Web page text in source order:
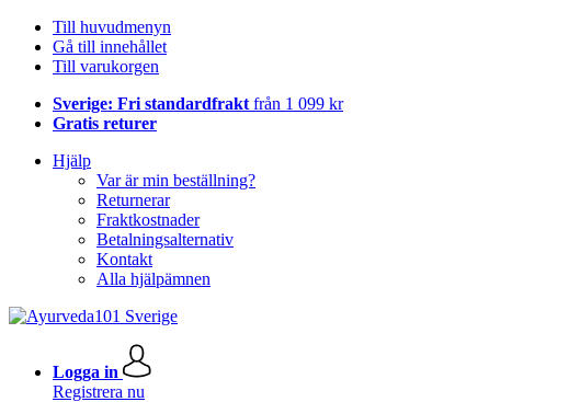
Till huvudmenyn
Gå till innehållet
Till varukorgen
Sverige: Fri standardfrakt från 1 099 kr
Gratis returer
Hjälp
Var är min beställning?
Returnerar
Fraktkostnader
Betalningsalternativ
Kontakt
Alla hjälpämnen
Logga in
Registrera nu